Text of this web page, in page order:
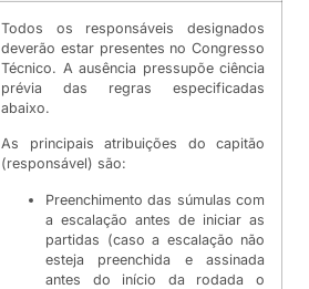
Todos os responsáveis designados
deverão estar presentes no Congresso
Técnico. A ausência pressupõe ciência
prévia das regras especificadas
abaixo.
As principais atribuições do capitão
(responsável) são:
Preenchimento das súmulas com
a escalação antes de iniciar as
partidas (caso a escalação não
esteja preenchida e assinada
antes do início da rodada o